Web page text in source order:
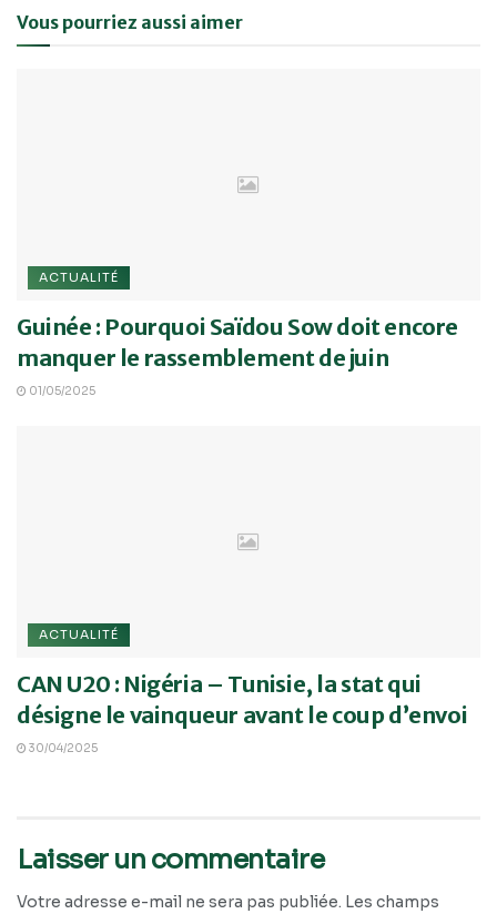
Vous pourriez aussi aimer
ACTUALITÉ
Guinée : Pourquoi Saïdou Sow doit encore
manquer le rassemblement de juin
01/05/2025
ACTUALITÉ
CAN U20 : Nigéria – Tunisie, la stat qui
désigne le vainqueur avant le coup d’envoi
30/04/2025
Laisser un commentaire
Votre adresse e-mail ne sera pas publiée. Les champs